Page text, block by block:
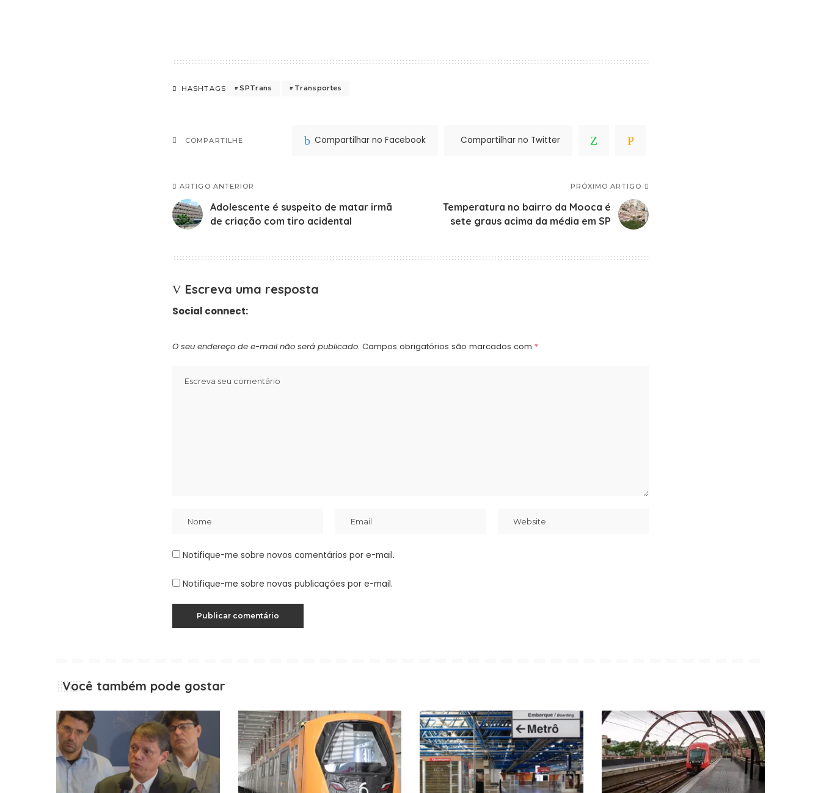
HASHTAGS SPTrans Transportes
COMPARTILHE Compartilhar no Facebook Compartilhar no Twitter
ARTIGO ANTERIOR
Adolescente é suspeito de matar irmã
de criação com tiro acidental
PRÓXIMO ARTIGO
Temperatura no bairro da Mooca é
sete graus acima da média em SP
Escreva uma resposta
Social connect:
O seu endereço de e-mail não será publicado. Campos obrigatórios são marcados com *
Notifique-me sobre novos comentários por e-mail.
Notifique-me sobre novas publicações por e-mail.
Você também pode gostar